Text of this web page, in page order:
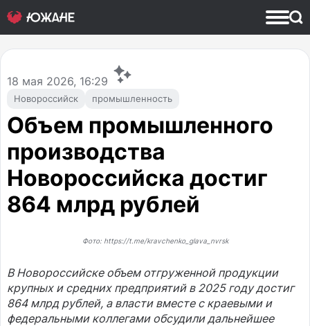
Новороссийск промышленность
18 мая 2026, 16:29
Объем промышленного
производства
Новороссийска достиг
864 млрд рублей
Фото: https://t.me/kravchenko_glava_nvrsk
В Новороссийске объем отгруженной продукции
крупных и средних предприятий в 2025 году достиг
864 млрд рублей, а власти вместе с краевыми и
федеральными коллегами обсудили дальнейшее